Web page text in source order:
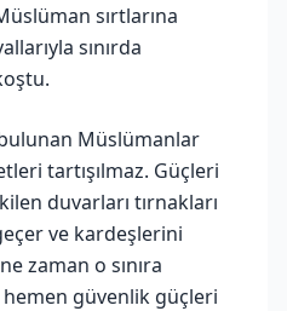
sırtlarına
sınırda
Müslümanlar
tartışılmaz. Güçleri
duvarları tırnakları
geçer ve kardeşlerini
zaman o sınıra
güvenlik güçleri